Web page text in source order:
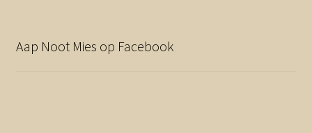
Aap Noot Mies op Facebook